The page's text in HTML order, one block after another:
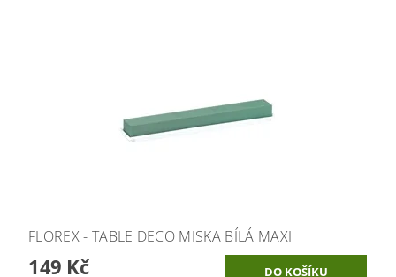
FLOREX - TABLE DECO MISKA BÍLÁ MAXI
149 Kč